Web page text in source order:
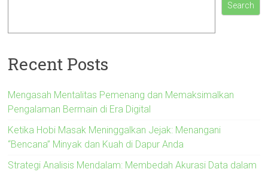
Search
Recent Posts
Mengasah Mentalitas Pemenang dan Memaksimalkan
Pengalaman Bermain di Era Digital
Ketika Hobi Masak Meninggalkan Jejak: Menangani
“Bencana” Minyak dan Kuah di Dapur Anda
Strategi Analisis Mendalam: Membedah Akurasi Data dalam